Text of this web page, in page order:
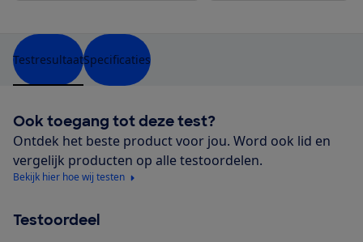
TestresultaatSpecificaties
Ook toegang tot deze test?
Ontdek het beste product voor jou. Word ook lid en
vergelijk producten op alle testoordelen.
Bekijk hier hoe wij testen
Testoordeel